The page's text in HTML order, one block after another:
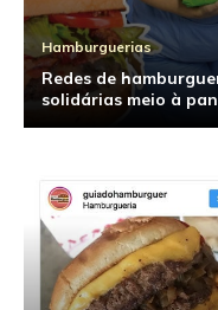
Hamburguerias
Redes de
solidárias meio à